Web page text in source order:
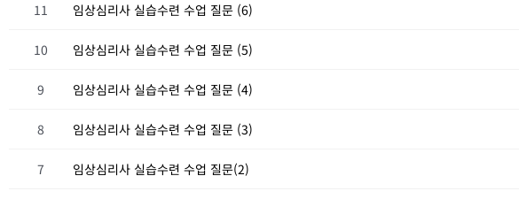
11 임상심리사 실습수련 수업 질문 (6)
10 임상심리사 실습수련 수업 질문 (5)
9 임상심리사 실습수련 수업 질문 (4)
8 임상심리사 실습수련 수업 질문 (3)
7 임상심리사 실습수련 수업 질문(2)